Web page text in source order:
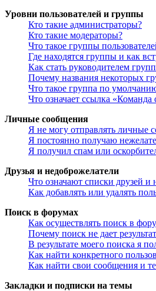
Уровни пользователей и группы
Кто такие администраторы?
Кто такие модераторы?
Что такое группы
Где находятся группы и как
Как стать руководителем
Почему названия некоторых
Что такое группа по
Что означает ссылка «Команда
Личные сообщения
Я не могу отправлять личные
Я постоянно получаю
Я получил спам или
Друзья и недоброжелатели
Что означают списки друзей и
Как добавлять или удалять
Поиск в форумах
Как осуществлять поиск в
Почему поиск не дает
В результате моего поиска я
Как найти конкретного
Как найти свои сообщения и
Закладки и подписки на темы